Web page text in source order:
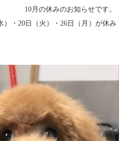
月の休みのお知らせです。
）・20日（火）・26日（月）が休み